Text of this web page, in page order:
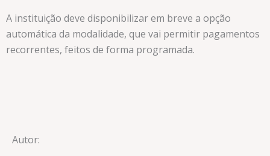
A instituição deve disponibilizar em breve a opção
automática da modalidade, que vai permitir pagamentos
recorrentes, feitos de forma programada.
Autor: